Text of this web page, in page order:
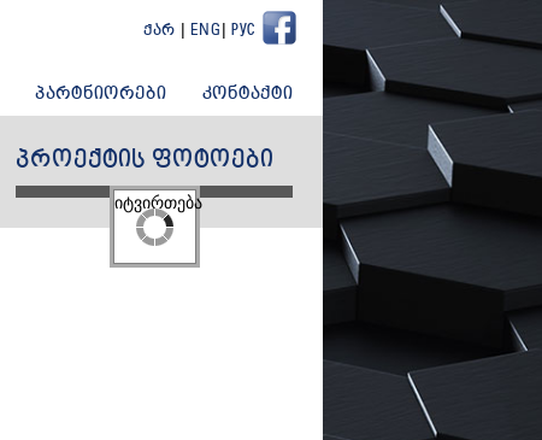
ᲥᲐᲠ | ENG | РУС
ᲞᲐᲠᲢᲜᲘᲝᲠᲔᲑᲘ ᲙᲝᲜᲢᲐᲥᲢᲘ
ᲞᲠᲝᲔᲥᲢᲘᲡ ᲤᲝᲢᲝᲔᲑᲘ
იტვირთება